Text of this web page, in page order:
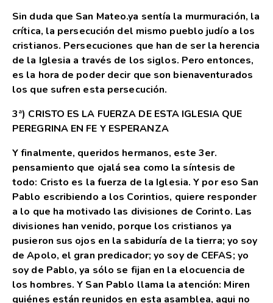
Sin duda que San Mateo.ya sentía la murmuración, la
crítica, la persecución del mismo pueblo judío a los
cristianos. Persecuciones que han de ser la herencia
de la Iglesia a través de los siglos. Pero entonces,
es la hora de poder decir que son bienaventurados
los que sufren esta persecución.
3ª) CRISTO ES LA FUERZA DE ESTA IGLESIA QUE
PEREGRINA EN FE Y ESPERANZA
Y finalmente, queridos hermanos, este 3er.
pensamiento que ojalá sea como la síntesis de
todo: Cristo es la fuerza de la Iglesia. Y por eso San
Pablo escribiendo a los Corintios, quiere responder
a lo que ha motivado las divisiones de Corinto. Las
divisiones han venido, porque los cristianos ya
pusieron sus ojos en la sabiduría de la tierra; yo soy
de Apolo, el gran predicador; yo soy de CEFAS; yo
soy de Pablo, ya sólo se fijan en la elocuencia de
los hombres. Y San Pablo llama la atención: Miren
quiénes están reunidos en esta asamblea, aqui no